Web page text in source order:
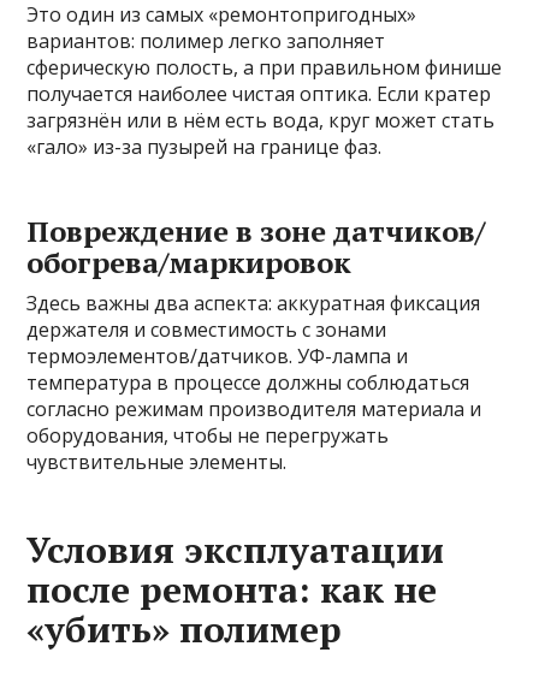
Это один из самых «ремонтопригодных»
вариантов: полимер легко заполняет
сферическую полость, а при правильном финише
получается наиболее чистая оптика. Если кратер
загрязнён или в нём есть вода, круг может стать
«гало» из-за пузырей на границе фаз.
Повреждение в зоне датчиков/
обогрева/маркировок
Здесь важны два аспекта: аккуратная фиксация
держателя и совместимость с зонами
термоэлементов/датчиков. УФ-лампа и
температура в процессе должны соблюдаться
согласно режимам производителя материала и
оборудования, чтобы не перегружать
чувствительные элементы.
Условия эксплуатации
после ремонта: как не
«убить» полимер